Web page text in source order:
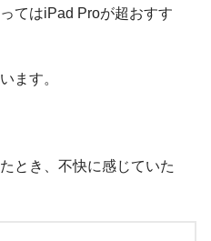
てはiPad Proが超おすす
ます。
とき、不快に感じていた